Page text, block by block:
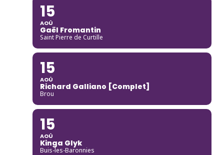
15
AOÛ
Gaël Fromantin
Saint Pierre de Curtille
15
AOÛ
Richard Galliano [Complet]
Brou
15
AOÛ
Kinga Glyk
Buis-les-Baronnies